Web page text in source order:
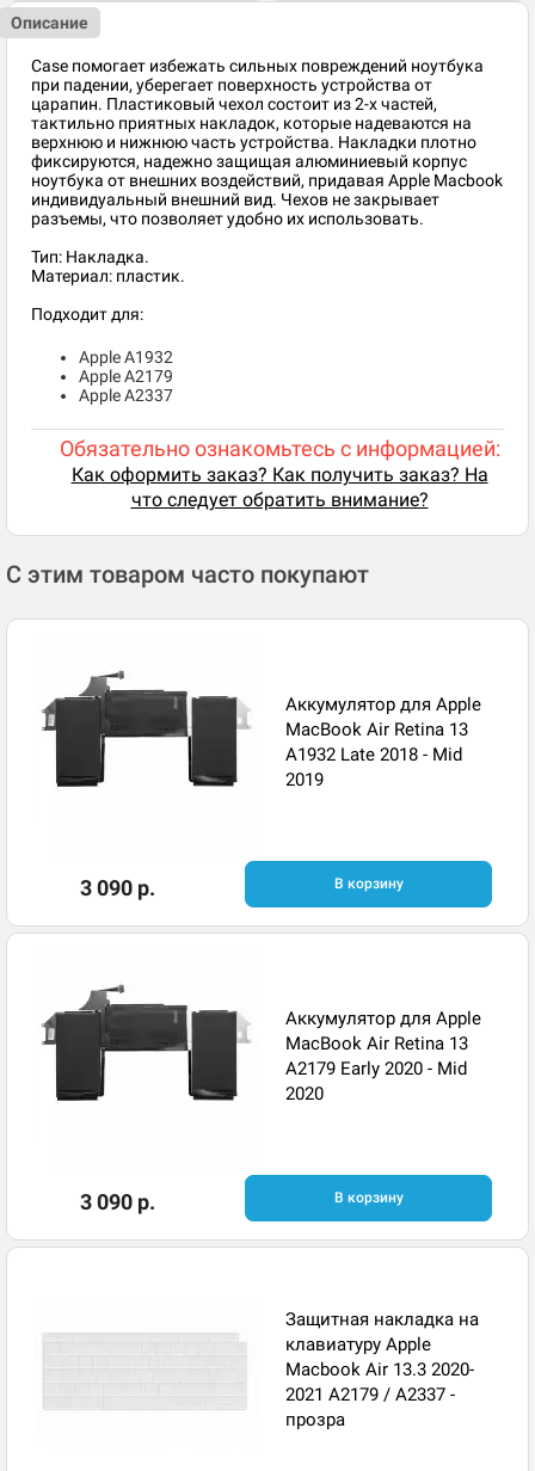
Описание
Case помогает избежать сильных повреждений ноутбука
при падении, уберегает поверхность устройства от
царапин. Пластиковый чехол состоит из 2-х частей,
тактильно приятных накладок, которые надеваются на
верхнюю и нижнюю часть устройства. Накладки плотно
фиксируются, надежно защищая алюминиевый корпус
ноутбука от внешних воздействий, придавая Apple Macbook
индивидуальный внешний вид. Чехов не закрывает
разъемы, что позволяет удобно их использовать.
Тип: Накладка.
Материал: пластик.
Подходит для:
Apple A1932
Apple A2179
Apple A2337
Обязательно ознакомьтесь с информацией:
Как оформить заказ? Как получить заказ? На
что следует обратить внимание?
С этим товаром часто покупают
Аккумулятор для Apple
MacBook Air Retina 13
A1932 Late 2018 - Mid
2019
3 090 р. В корзину
Аккумулятор для Apple
MacBook Air Retina 13
A2179 Early 2020 - Mid
2020
3 090 р. В корзину
Защитная накладка на
клавиатуру Apple
Macbook Air 13.3 2020-
2021 A2179 / A2337 -
прозра